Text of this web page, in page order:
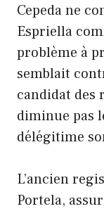
Cepeda ne
Espriella
problème à
semblait
candidat des
diminue pas
délégitime
L’ancien
Portela,